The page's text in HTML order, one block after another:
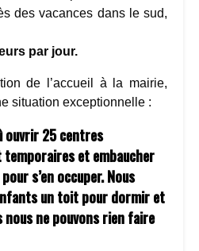
des vacances dans le sud,
par jour.
de l’accueil à la mairie,
situation exceptionnelle :
ouvrir 25 centres
temporaires et embaucher
s’en occuper. Nous
un toit pour dormir et
nous ne pouvons rien faire